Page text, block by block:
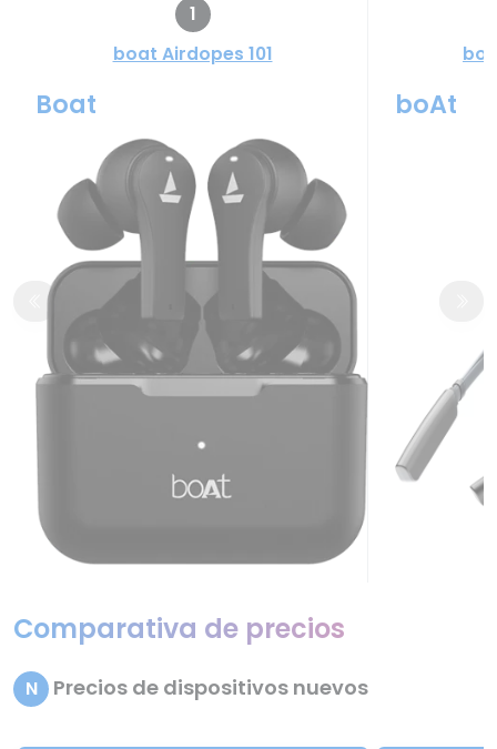
1
boat Airdopes 101
Boat boAt
Comparativa de precios
N Precios de dispositivos nuevos